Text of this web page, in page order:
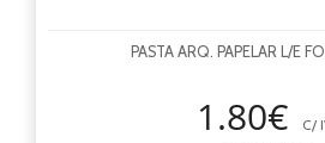
PASTA ARQ. PAPELAR L/E
1.80€
C/